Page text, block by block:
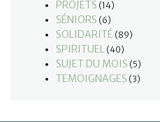
PROJETS (14)
SÉNIORS (6)
SOLIDARITÉ (89)
SPIRITUEL (40)
SUJET DU MOIS (5)
TEMOIGNAGES (3)